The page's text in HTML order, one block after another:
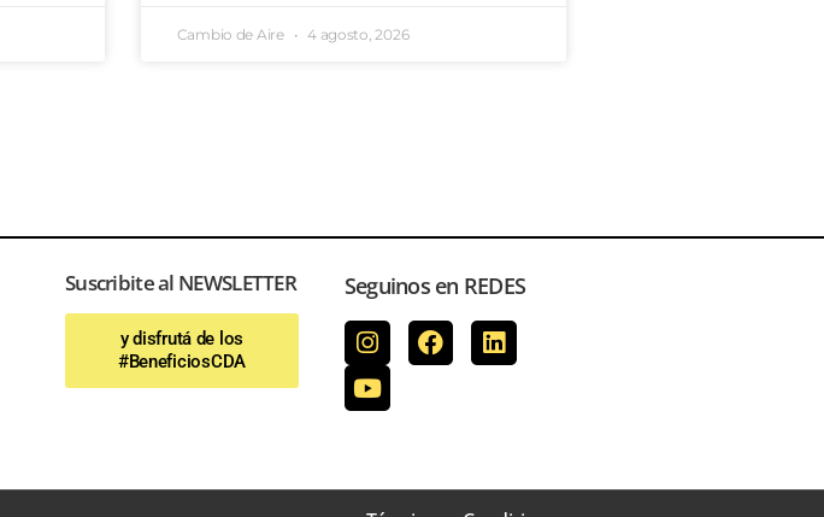
Cambio de Aire 4 agosto, 2026
Suscribite al NEWSLETTER
y disfrutá de los
#BeneficiosCDA
Seguinos en REDES